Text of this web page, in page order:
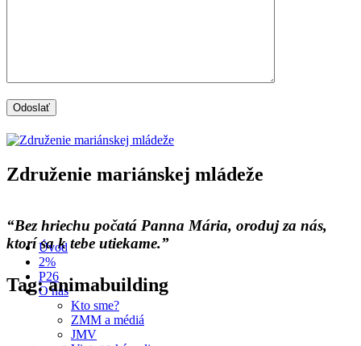
Združenie mariánskej mládeže
“Bez hriechu počatá Panna Mária, oroduj za nás,
ktorí sa k tebe utiekame.”
Úvod
2%
P26
O nás
Kto sme?
ZMM a médiá
JMV
Tag: animabuilding